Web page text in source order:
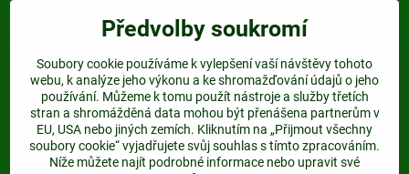
info@plastovepodkovy.cz
Odkazy
Najdete nás:
Předvolby soukromí
Soubory cookie používáme k vylepšení vaší návštěvy tohoto
webu, k analýze jeho výkonu a ke shromažďování údajů o jeho
používání. Můžeme k tomu použít nástroje a služby třetích
stran a shromážděná data mohou být přenášena partnerům v
EU, USA nebo jiných zemích. Kliknutím na „Přijmout všechny
soubory cookie“ vyjadřujete svůj souhlas s tímto zpracováním.
Níže můžete najít podrobné informace nebo upravit své